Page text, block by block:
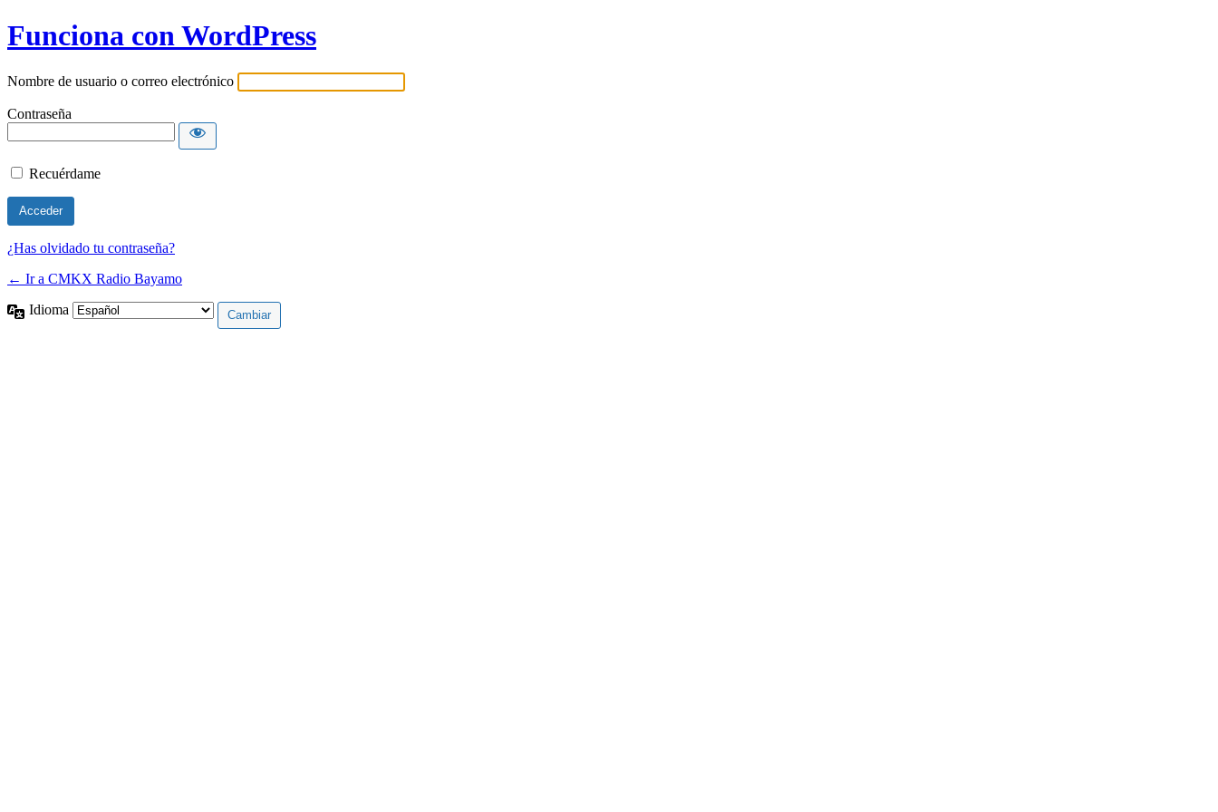
Funciona con WordPress
Nombre de usuario o correo electrónico
Contraseña
Recuérdame
¿Has olvidado tu contraseña?
← Ir a CMKX Radio Bayamo
Idioma